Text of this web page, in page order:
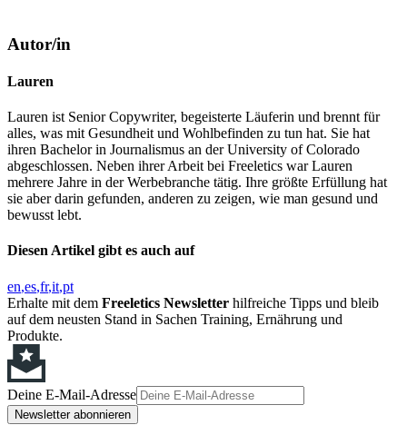
Autor/in
Lauren
Lauren ist Senior Copywriter, begeisterte Läuferin und brennt für
alles, was mit Gesundheit und Wohlbefinden zu tun hat. Sie hat
ihren Bachelor in Journalismus an der University of Colorado
abgeschlossen. Neben ihrer Arbeit bei Freeletics war Lauren
mehrere Jahre in der Werbebranche tätig. Ihre größte Erfüllung hat
sie aber darin gefunden, anderen zu zeigen, wie man gesund und
bewusst lebt.
Diesen Artikel gibt es auch auf
en es fr it pt
Erhalte mit dem Freeletics Newsletter hilfreiche Tipps und bleib
auf dem neusten Stand in Sachen Training, Ernährung und
Produkte.
Deine E-Mail-Adresse
Newsletter abonnieren